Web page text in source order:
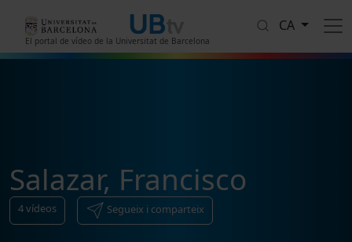
El portal de vídeo de la Universitat de Barcelona
CA
Salazar, Francisco
4vídeos Segueix i comparteix